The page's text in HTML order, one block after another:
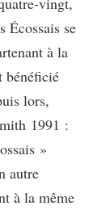
Écossais se
à la
bénéficié
lors,
1991 :
»
autre
à la même